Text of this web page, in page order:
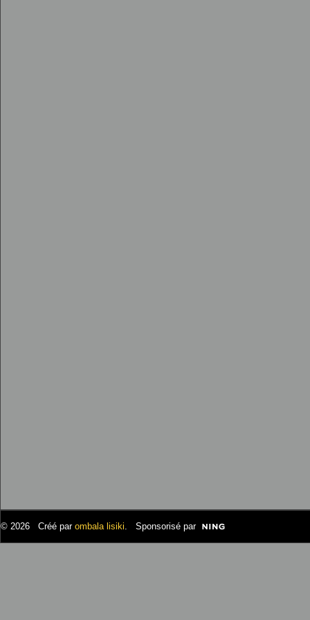
© 2026 Créé par ombala lisiki. Sponsorisé par